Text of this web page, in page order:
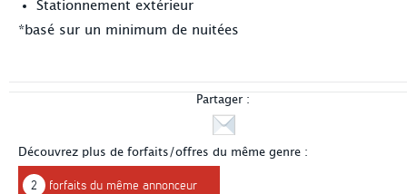
Stationnement extérieur
*basé sur un minimum de nuitées
Partager :
Découvrez plus de forfaits/offres du même genre :
2 forfaits du même annonceur